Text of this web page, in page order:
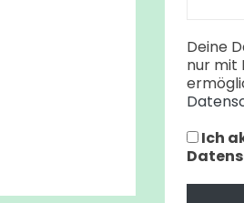
Deine
nur mit
Ich